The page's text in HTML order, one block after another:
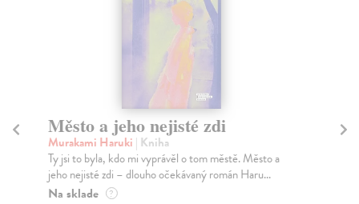
Město a jeho nejisté zdi
Murakami Haruki | Kniha
Ty jsi to byla, kdo mi vyprávěl o tom městě. Město a
jeho nejisté zdi – dlouho očekávaný román Haru...
Na sklade ?